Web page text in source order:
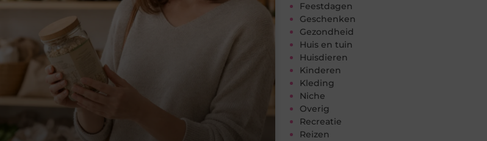
Feestdagen
Geschenken
Gezondheid
Huis en tuin
Huisdieren
Kinderen
Kleding
Niche
Overig
Recreatie
Reizen